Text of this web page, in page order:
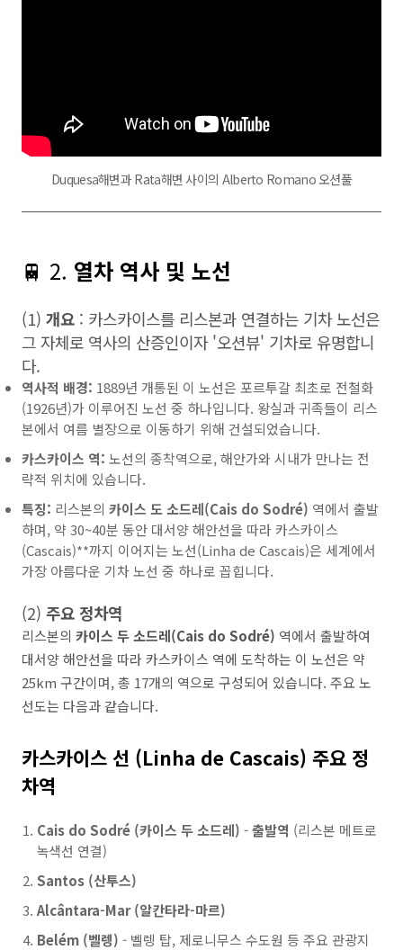
Duquesa해변과 Rata해변 사이의 Alberto Romano 오션풀
🚆 2. 열차 역사 및 노선
(1) 개요 : 카스카이스를 리스본과 연결하는 기차 노선은
그 자체로 역사의 산증인이자 '오션뷰' 기차로 유명합니
다.
역사적 배경: 1889년 개통된 이 노선은 포르투갈 최초로 전철화
(1926년)가 이루어진 노선 중 하나입니다. 왕실과 귀족들이 리스
본에서 여름 별장으로 이동하기 위해 건설되었습니다.
카스카이스 역: 노선의 종착역으로, 해안가와 시내가 만나는 전
략적 위치에 있습니다.
특징: 리스본의 카이스 도 소드레(Cais do Sodré) 역에서 출발
하며, 약 30~40분 동안 대서양 해안선을 따라 카스카이스
(Cascais)**까지 이어지는 노선(Linha de Cascais)은 세계에서
가장 아름다운 기차 노선 중 하나로 꼽힙니다.
(2) 주요 정차역
리스본의 카이스 두 소드레(Cais do Sodré) 역에서 출발하여
대서양 해안선을 따라 카스카이스 역에 도착하는 이 노선은 약
25km 구간이며, 총 17개의 역으로 구성되어 있습니다. 주요 노
선도는 다음과 같습니다.
카스카이스 선 (Linha de Cascais) 주요 정
차역
Cais do Sodré (카이스 두 소드레) -출발역 (리스본 메트로
녹색선 연결)
Santos (산투스)
Alcântara-Mar (알칸타라-마르)
Belém (벨렝) - 벨렝 탑, 제로니무스 수도원 등 주요 관광지